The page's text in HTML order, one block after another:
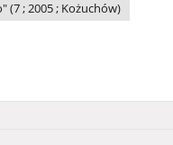
; 2005 ; Kożuchów)